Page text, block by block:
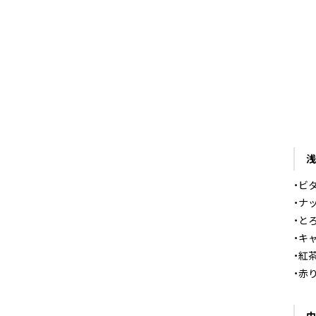
・ビ
・ナ
・と
・
・
・赤